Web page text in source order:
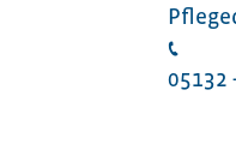
05132